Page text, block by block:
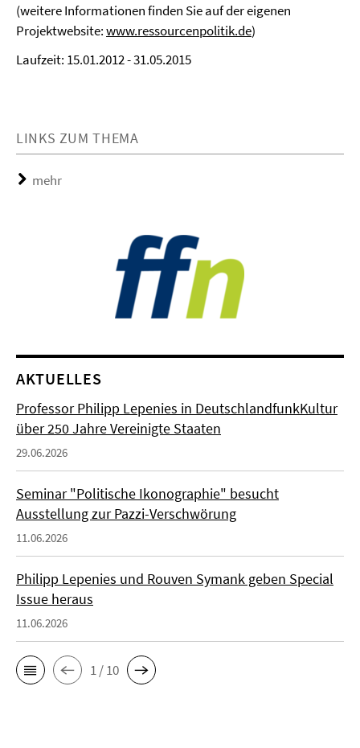
(weitere Informationen finden Sie auf der eigenen
Projektwebsite:www.ressourcenpolitik.de)
Laufzeit: 15.01.2012 - 31.05.2015
LINKS ZUM THEMA
mehr
AKTUELLES
Professor Philipp Lepenies in DeutschlandfunkKultur
über 250 Jahre Vereinigte Staaten
29.06.2026
Seminar "Politische Ikonographie" besucht
Ausstellung zur Pazzi-Verschwörung
11.06.2026
Philipp Lepenies und Rouven Symank geben Special
Issue heraus
11.06.2026
1 / 10